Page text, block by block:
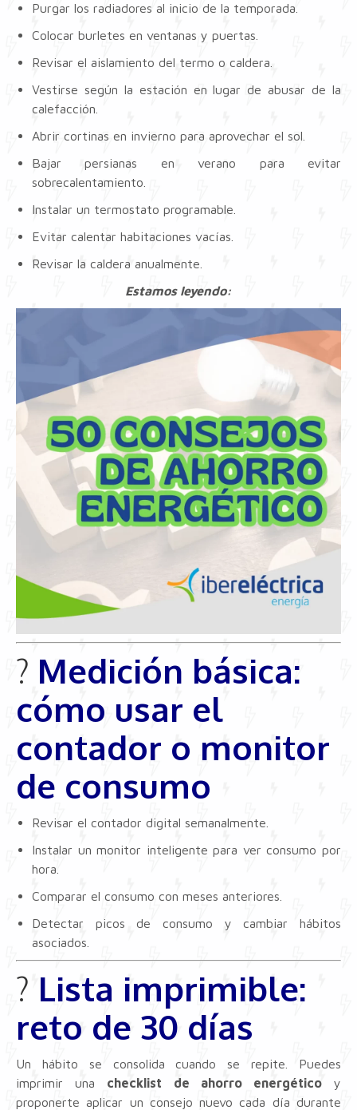
Purgar los radiadores al inicio de la temporada.
Colocar burletes en ventanas y puertas.
Revisar el aislamiento del termo o caldera.
Vestirse según la estación en lugar de abusar de la
calefacción.
Abrir cortinas en invierno para aprovechar el sol.
Bajar persianas en verano para evitar
sobrecalentamiento.
Instalar un termostato programable.
Evitar calentar habitaciones vacías.
Revisar la caldera anualmente.
Estamos leyendo:
? Medición básica:
cómo usar el
contador o monitor
de consumo
Revisar el contador digital semanalmente.
Instalar un monitor inteligente para ver consumo por
hora.
Comparar el consumo con meses anteriores.
Detectar picos de consumo y cambiar hábitos
asociados.
? Lista imprimible:
reto de 30 días
Un hábito se consolida cuando se repite. Puedes
imprimir una checklist de ahorro energéticoy
proponerte aplicar un consejo nuevo cada día durante